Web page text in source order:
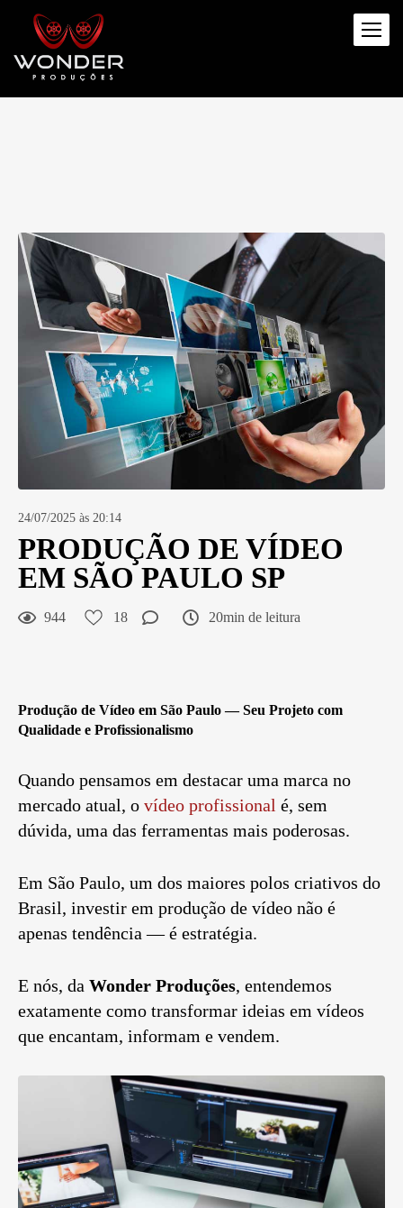
24/07/2025 às 20:14
PRODUÇÃO DE VÍDEO
EM SÃO PAULO SP
944 18 20min de leitura
Produção de Vídeo em São Paulo— Seu Projeto com
Qualidade e Profissionalismo
Quando pensamos em destacar uma marca no
mercado atual, o vídeo profissional é, sem
dúvida, uma das ferramentas mais poderosas.
Em São Paulo, um dos maiores polos criativos do
Brasil, investir em produção de vídeo não é
apenas tendência — é estratégia.
E nós, da Wonder Produções, entendemos
exatamente como transformar ideias em vídeos
que encantam, informam e vendem.